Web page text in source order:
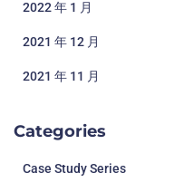
2022 年 1 月
2021 年 12 月
2021 年 11 月
Categories
Case Study Series